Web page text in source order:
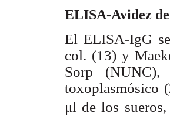
ELISA-Avidez
El ELISA-IgG
col. (13) y
Sorp (NUNC),
toxoplasmósico
μl de los